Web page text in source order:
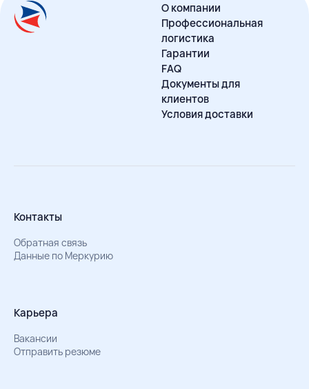
О компании
Профессиональная
логистика
Гарантии
FAQ
Документы для
клиентов
Условия доставки
Контакты
Обратная связь
Данные по Меркурию
Карьера
Вакансии
Отправить резюме